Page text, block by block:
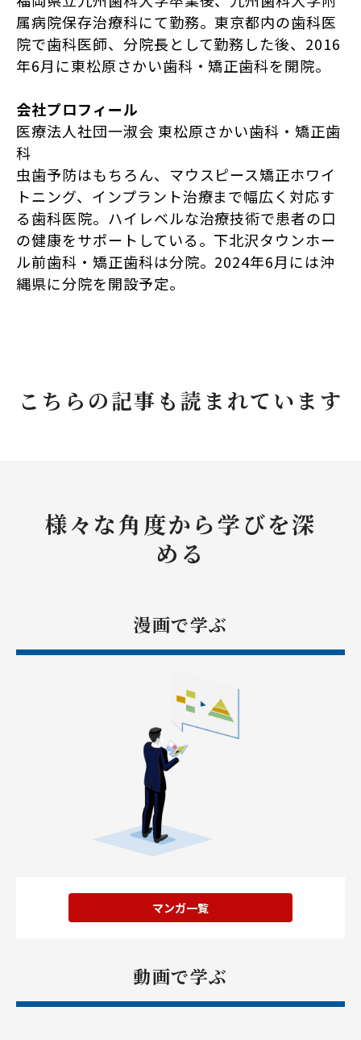
属病院保存治療科にて勤務。東京都内の歯科医
院で歯科医師、分院長として勤務した後、2016
年6月に東松原さかい歯科・矯正歯科を開院。
会社プロフィール
医療法人社団一淑会 東松原さかい歯科・矯正歯
科
虫歯予防はもちろん、マウスピース矯正ホワイ
トニング、インプラント治療まで幅広く対応す
る歯科医院。ハイレベルな治療技術で患者の口
の健康をサポートしている。下北沢タウンホー
ル前歯科・矯正歯科は分院。2024年6月には沖
縄県に分院を開設予定。
こちらの記事も読まれています
様々な角度から学びを深
める
漫画で学ぶ
マンガ一覧
動画で学ぶ